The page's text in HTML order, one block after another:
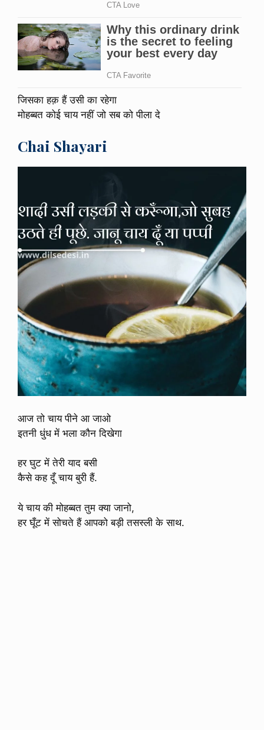
जिसका हक़ हैं उसी का रहेगा
मोहब्बत कोई चाय नहीं जो सब को पीला दे
Chai Shayari
आज तो चाय पीने आ जाओ
इतनी धुंध में भला कौन दिखेगा
हर घुट में तेरी याद बसी
कैसे कह दूँ चाय बुरी हैं.
ये चाय की मोहब्बत तुम क्या जानो,
हर घूँट में सोचते हैं आपको बड़ी तसस्ली के साथ.